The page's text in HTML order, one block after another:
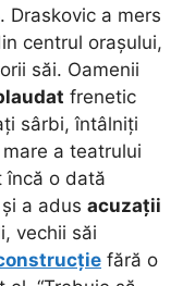
. Draskovic a mers
centrul orașului,
săi. Oamenii
frenetic
sârbi, întâlniți
a teatrului
încă o dată
și a adus acuzații
vechii săi
fără o